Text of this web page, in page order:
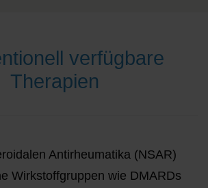
verfügbare
Therapien
Antirheumatika (NSAR)
Wirkstoffgruppen wie DMARDs